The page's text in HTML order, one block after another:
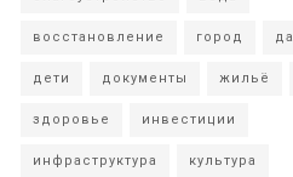
восстановление город
дети документы жильё
здоровье инвестиции
инфраструктура культура